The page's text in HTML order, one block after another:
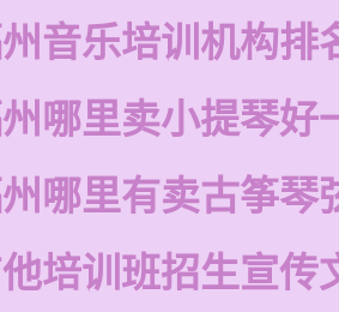
音乐培训机构排
哪里卖小提琴好
哪里有卖古筝琴
培训班招生宣传